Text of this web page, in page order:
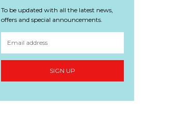
To be updated with all the latest news,
offers and special announcements.
SIGN UP